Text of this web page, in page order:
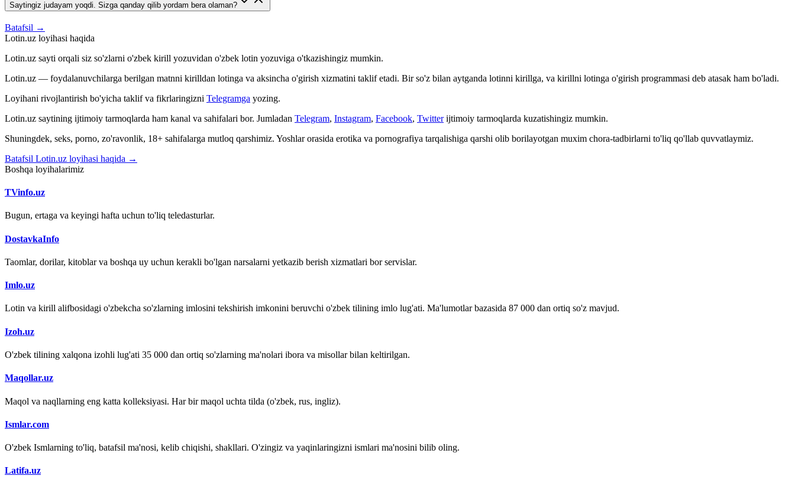
Saytingiz judayam yoqdi. Sizga qanday qilib yordam bera olaman?
Batafsil →
Lotin.uz loyihasi haqida
Lotin.uz sayti orqali siz so'zlarni o'zbek kirill yozuvidan o'zbek lotin yozuviga o'tkazishingiz mumkin.
Lotin.uz — foydalanuvchilarga berilgan matnni kirilldan lotinga va aksincha o'girish xizmatini taklif etadi. Bir so'z bilan aytganda lotinni kirillga, va kirillni lotinga o'girish programmasi deb atasak ham bo'ladi.
Loyihani rivojlantirish bo'yicha taklif va fikrlaringizni Telegramga yozing.
Lotin.uz saytining ijtimoiy tarmoqlarda ham kanal va sahifalari bor. Jumladan Telegram, Instagram, Facebook, Twitter ijtimoiy tarmoqlarda kuzatishingiz mumkin.
Shuningdek, seks, porno, zo'ravonlik, 18+ sahifalarga mutloq qarshimiz. Yoshlar orasida erotika va pornografiya tarqalishiga qarshi olib borilayotgan muxim chora-tadbirlarni to'liq qo'llab quvvatlaymiz.
Batafsil Lotin.uz loyihasi haqida →
Boshqa loyihalarimiz
TVinfo.uz
Bugun, ertaga va keyingi hafta uchun to'liq teledasturlar.
DostavkaInfo
Taomlar, dorilar, kitoblar va boshqa uy uchun kerakli bo'lgan narsalarni yetkazib berish xizmatlari bor servislar.
Imlo.uz
Lotin va kirill alifbosidagi o'zbekcha so'zlarning imlosini tekshirish imkonini beruvchi o'zbek tilining imlo lug'ati. Ma'lumotlar bazasida 87 000 dan ortiq so'z mavjud.
Izoh.uz
O'zbek tilining xalqona izohli lug'ati 35 000 dan ortiq so'zlarning ma'nolari ibora va misollar bilan keltirilgan.
Maqollar.uz
Maqol va naqllarning eng katta kolleksiyasi. Har bir maqol uchta tilda (o'zbek, rus, ingliz).
Ismlar.com
O'zbek Ismlarning to'liq, batafsil ma'nosi, kelib chiqishi, shakllari. O'zingiz va yaqinlaringizni ismlari ma'nosini bilib oling.
Latifa.uz